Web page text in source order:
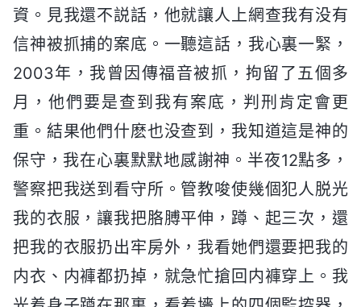
資。見我還不説話，他就讓人上網查我有没有
信神被抓捕的案底。一聽這話，我心裏一緊，
2003年，我曾因傳福音被抓，拘留了五個多
月，他們要是查到我有案底，判刑肯定會更
重。結果他們什麽也没查到，我知道這是神的
保守，我在心裏默默地感謝神。半夜12點多，
警察把我送到看守所。管教唆使幾個犯人脱光
我的衣服，讓我把胳膊平伸，蹲、起三次，還
把我的衣服扔出牢房外，我看她們還要把我的
内衣、内褲都扔掉，就急忙搶回内褲穿上。我